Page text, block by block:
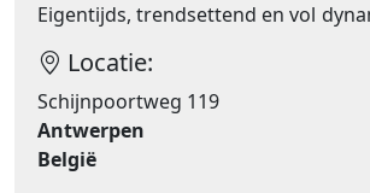
Eigentijds, trendsettend en vol
Locatie:
Schijnpoortweg 119
Antwerpen
België